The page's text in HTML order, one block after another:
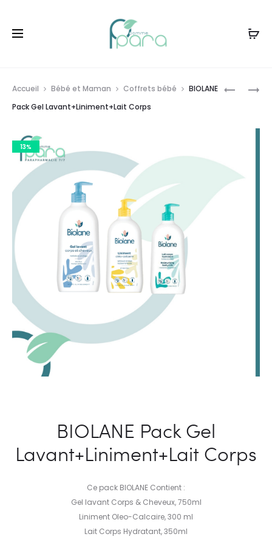
BIOLANE
BIOLANE
Accueil Bébé et Maman Coffrets bébé
BIOLANE
Pack Gel Lavant+Liniment+Lait Corps
13%
BIOLANE Pack Gel
Lavant+Liniment+Lait Corps
Ce pack BIOLANE Contient :
Gel lavant Corps & Cheveux, 750ml
Liniment Oleo-Calcaire, 300 ml
Lait Corps Hydratant, 350ml